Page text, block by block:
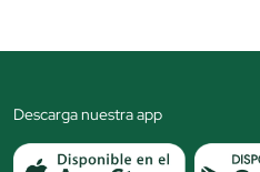
Descarga nuestra app